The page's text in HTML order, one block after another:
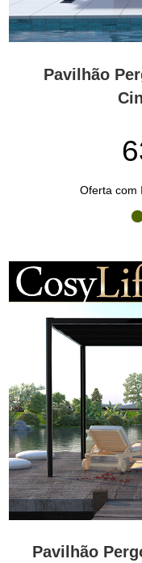
Pavilhão
Oferta com
Pavilhão